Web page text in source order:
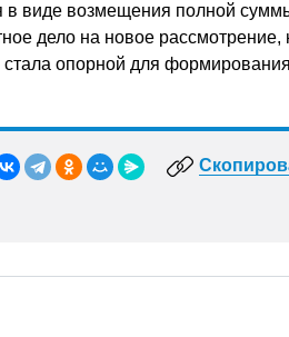
в виде возмещения полной
дело на новое
опорной для